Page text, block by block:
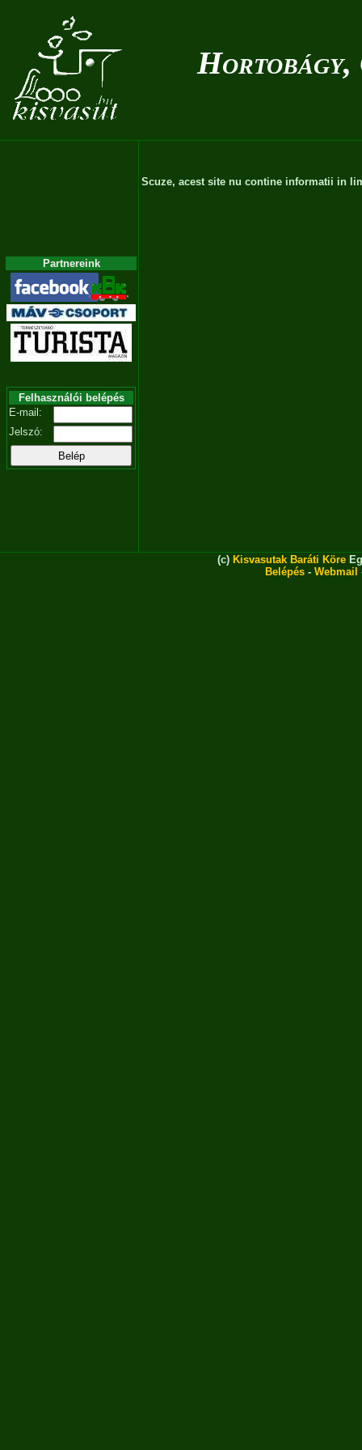
Hortobágy,
Partnereink
Felhasználói belépés
E-mail:
Jelszó:
Scuze, acest site nu contine informatii in
(c) Kisvasutak Baráti Köre
Belépés - Webmail